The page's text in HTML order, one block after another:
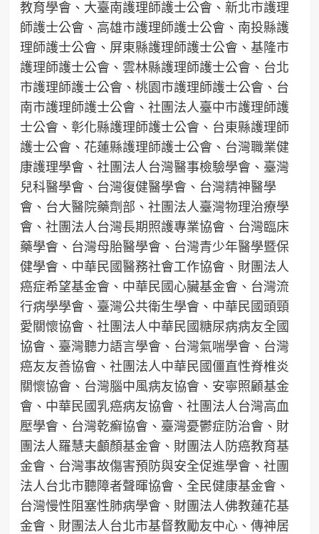
教育學會、大臺南護理師護士公會、新北市護理
師護士公會、高雄市護理師護士公會、南投縣護
理師護士公會、屏東縣護理師護士公會、基隆市
護理師護士公會、雲林縣護理師護士公會、台北
市護理師護士公會、桃園市護理師護士公會、台
南市護理師護士公會、社團法人臺中市護理師護
士公會、彰化縣護理師護士公會、台東縣護理師
護士公會、花蓮縣護理師護士公會、台灣職業健
康護理學會、社團法人台灣醫事檢驗學會、臺灣
兒科醫學會、台灣復健醫學會、台灣精神醫學
會、台大醫院藥劑部、社團法人臺灣物理治療學
會、社團法人台灣長期照護專業協會、台灣臨床
藥學會、台灣母胎醫學會、台灣青少年醫學暨保
健學會、中華民國醫務社會工作協會、財團法人
癌症希望基金會、中華民國心臟基金會、台灣流
行病學學會、臺灣公共衛生學會、中華民國頭頸
愛關懷協會、社團法人中華民國糖尿病病友全國
協會、臺灣聽力語言學會、台灣氣喘學會、台灣
癌友友善協會、社團法人中華民國僵直性脊椎炎
關懷協會、台灣腦中風病友協會、安寧照顧基金
會、中華民國乳癌病友協會、社團法人台灣高血
壓學會、台灣乾癬協會、臺灣憂鬱症防治會、財
團法人羅慧夫顱顏基金會、財團法人防癌教育基
金會、台灣事故傷害預防與安全促進學會、社團
法人台北市聽障者聲暉協會、全民健康基金會、
台灣慢性阻塞性肺病學會、財團法人佛教蓮花基
金會、財團法人台北市基督教勵友中心、傳神居